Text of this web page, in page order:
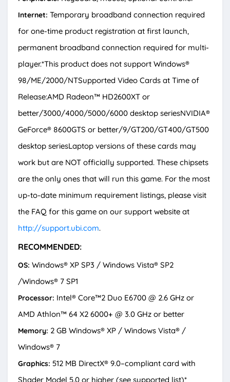
Internet: Temporary broadband connection required
for one-time product registration at first launch,
permanent broadband connection required for multi-
player.*This product does not support Windows®
98/ME/2000/NTSupported Video Cards at Time of
Release:AMD Radeon™ HD2600XT or
better/3000/4000/5000/6000 desktop seriesNVIDIA®
GeForce® 8600GTS or better/9/GT200/GT400/GT500
desktop seriesLaptop versions of these cards may
work but are NOT officially supported. These chipsets
are the only ones that will run this game. For the most
up-to-date minimum requirement listings, please visit
the FAQ for this game on our support website at
http://support.ubi.com.
RECOMMENDED:
OS: Windows® XP SP3 / Windows Vista® SP2
/Windows® 7 SP1
Processor: Intel® Core™2 Duo E6700 @ 2.6 GHz or
AMD Athlon™ 64 X2 6000+ @ 3.0 GHz or better
Memory: 2 GB Windows® XP / Windows Vista® /
Windows® 7
Graphics: 512 MB DirectX® 9.0–compliant card with
Shader Model 5.0 or higher (see supported list)*